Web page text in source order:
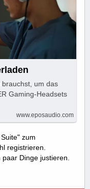
brauchst, um das
Gaming-Headsets
www.eposaudio.com
zum
registrieren.
Dinge justieren.